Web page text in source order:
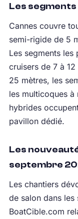
Les
Cannes couvre
semi-rigide de 5
Les segments les
cruisers de 7 à
25 mètres, les
les multicoques à
hybrides
pavillon dédié.
Les
septembre
Les chantiers
de salon dans les
BoatCible.com